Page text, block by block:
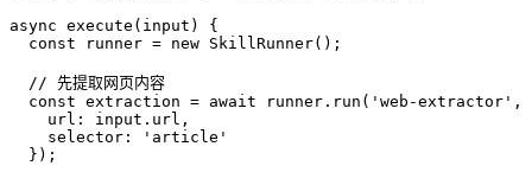
async execute(input) {
  const runner = new SkillRunner();
  // 先提取网页内容
const extraction = await runner.run('web-extractor',
    url: input.url,
    selector: 'article'
  });